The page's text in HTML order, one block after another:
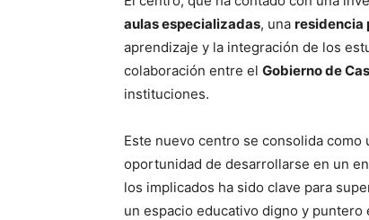
aulas especializadas, una residencia
aprendizaje y la integración de los
colaboración entre el Gobierno de
instituciones.
Este nuevo centro se consolida como
oportunidad de desarrollarse en un
los implicados ha sido clave para
un espacio educativo digno y puntero